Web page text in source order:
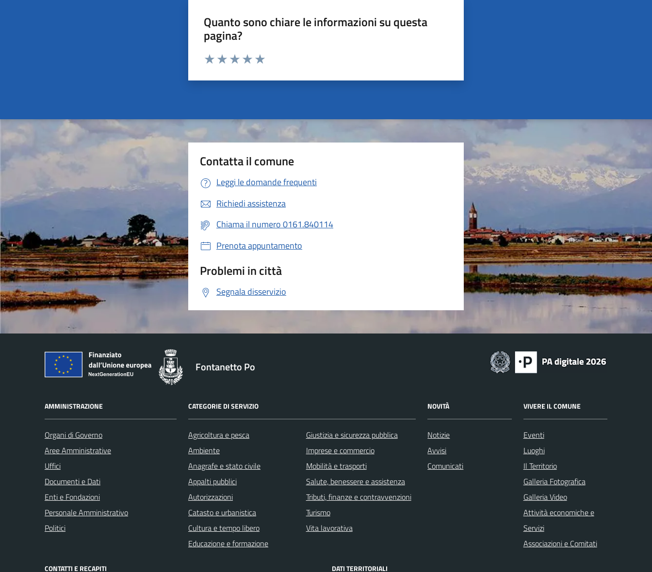
Quanto sono chiare le informazioni su questa
pagina?
Valuta da 1 a 5 stelle la pagina
Contatta il comune
Leggi le domande frequenti
Richiedi assistenza
Chiama il numero 0161.840114
Prenota appuntamento
Problemi in città
Segnala disservizio
Fontanetto Po
AMMINISTRAZIONE
Organi di Governo
Aree Amministrative
Uffici
Documenti e Dati
Enti e Fondazioni
Personale Amministrativo
Politici
CATEGORIE DI SERVIZIO
Agricoltura e pesca
Ambiente
Anagrafe e stato civile
Appalti pubblici
Autorizzazioni
Catasto e urbanistica
Cultura e tempo libero
Educazione e formazione
Giustizia e sicurezza pubblica
Imprese e commercio
Mobilità e trasporti
Salute, benessere e assistenza
Tributi, finanze e contravvenzioni
Turismo
Vita lavorativa
NOVITÀ
Notizie
Avvisi
Comunicati
VIVERE IL COMUNE
Eventi
Luoghi
Il Territorio
Galleria Fotografica
Galleria Video
Attività economiche e
Servizi
Associazioni e Comitati
CONTATTI E RECAPITI DATI TERRITORIALI